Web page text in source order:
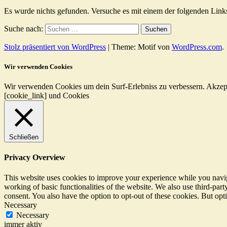
Es wurde nichts gefunden. Versuche es mit einem der folgenden
Suche nach:
Stolz präsentiert von WordPress | Theme: Motif von WordPress.com.
Wir verwenden Cookies
Wir verwenden Cookies um dein Surf-Erlebniss zu verbessern.
[cookie_link] und Cookies
Schließen
Privacy Overview
This website uses cookies to improve your experience while you
working of basic functionalities of the website. We also use third-
consent. You also have the option to opt-out of these cookies. But
Necessary
Necessary
immer aktiv